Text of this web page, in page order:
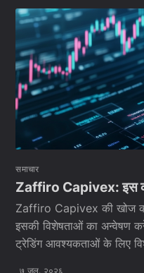
समाचार
Zaffiro Capivex: इस
Zaffiro Capivex की खोज
इसकी विशेषताओं का अन्वेषण
ट्रेडिंग आवश्यकताओं के लिए
७ जुल. २०२६